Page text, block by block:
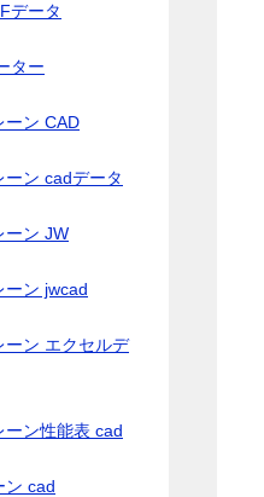
データ
ター
ーン CAD
ン cadデータ
ーン JW
ーン jwcad
ーン エクセルデ
ーン性能表 cad
ン cad